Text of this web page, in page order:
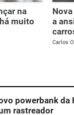
na
muito
a
Carlos
powerbank da
rastreador